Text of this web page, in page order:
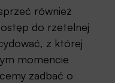
również
do rzetelnej
z której
momencie
zadbać o